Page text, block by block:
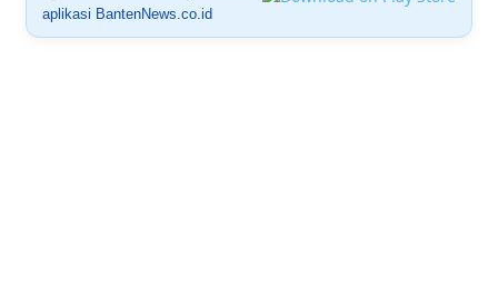
aplikasi BantenNews.co.id